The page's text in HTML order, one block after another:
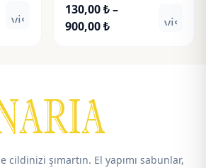
visibility
130,00₺–
900,00₺Fiyat
cildinizi şımartın. El yapımı sabunlar,